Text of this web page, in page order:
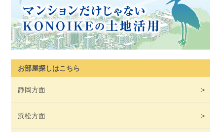
お部屋探しはこちら
静岡方面
浜松方面